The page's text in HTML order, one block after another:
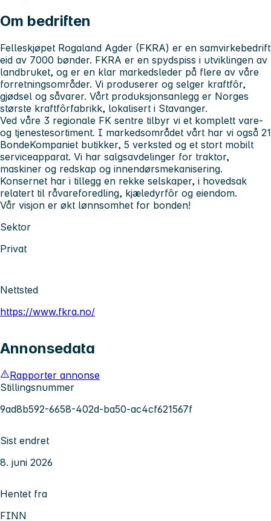
Om bedriften
Felleskjøpet Rogaland Agder (FKRA) er en samvirkebedrift
eid av 7000 bønder. FKRA er en spydspiss i utviklingen av
landbruket, og er en klar markedsleder på flere av våre
forretningsområder. Vi produserer og selger kraftfôr,
gjødsel og såvarer. Vårt produksjonsanlegg er Norges
største kraftfôrfabrikk, lokalisert i Stavanger.
Ved våre 3 regionale FK sentre tilbyr vi et komplett vare-
og tjenestesortiment. I markedsområdet vårt har vi også 21
BondeKompaniet butikker, 5 verksted og et stort mobilt
serviceapparat. Vi har salgsavdelinger for traktor,
maskiner og redskap og innendørsmekanisering.
Konsernet har i tillegg en rekke selskaper, i hovedsak
relatert til råvareforedling, kjæledyrfôr og eiendom.
Vår visjon er økt lønnsomhet for bonden!
Sektor
Privat
Nettsted
https://www.fkra.no/
Annonsedata
Rapporter annonse
Stillingsnummer
9ad8b592-6658-402d-ba50-ac4cf621567f
Sist endret
8. juni 2026
Hentet fra
FINN